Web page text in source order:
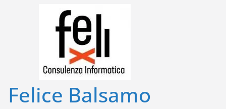
Felice Balsamo